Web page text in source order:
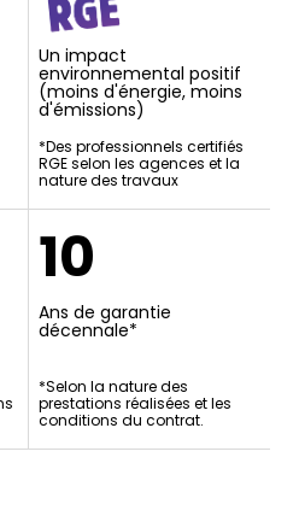
Un impact
environnemental positif
(moins d'énergie, moins
d'émissions)
*Des professionnels certifiés
RGE selon les agences et la
nature des travaux
10
Ans de garantie
décennale*
*Selon la nature des
prestations réalisées et les
conditions du contrat.